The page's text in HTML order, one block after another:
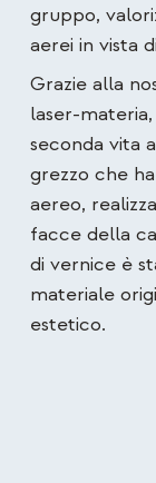
gruppo,
aerei in vista
Grazie alla
seconda vita
grezzo che
aereo,
facce della
di vernice è
materiale
estetico.